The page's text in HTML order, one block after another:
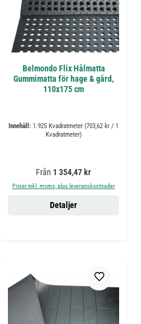
Belmondo Flix Hålmatta
Gummimatta för hage & gård,
110x175 cm
Innehåll: 1.925 Kvadratmeter (703,62 kr / 1
Kvadratmeter)
Ordinarie pris:
Från 1 354,47 kr
Priser inkl. moms, plus leveranskostnader
Detaljer